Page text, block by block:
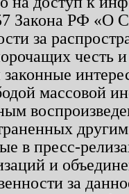
Закона РФ «О
за
честь
массовой
в пресс-
и
за